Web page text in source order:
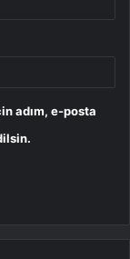
adım, e-posta